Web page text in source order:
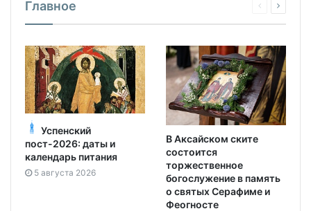
Главное
Успенский
пост-2026: даты и
календарь питания
5 августа 2026
В Аксайском ските
состоится
торжественное
богослужение в память
о святых Серафиме и
Феогносте